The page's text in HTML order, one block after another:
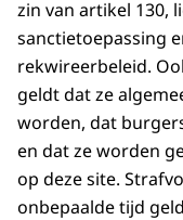
zin van artikel 130,
sanctietoepassing
rekwireerbeleid.
geldt dat ze
worden, dat
en dat ze worden
op deze site.
onbepaalde tijd